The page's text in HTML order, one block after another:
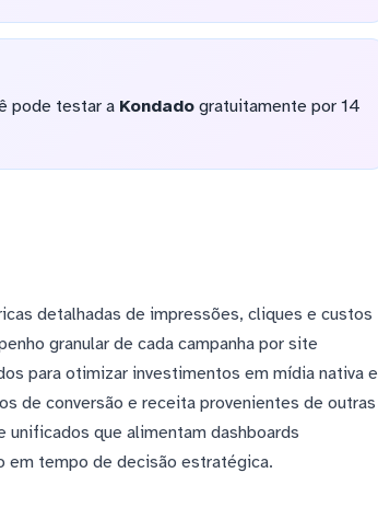
pode testar a Kondadogratuitamente por 14
detalhadas de impressões, cliques e custos
granular de cada campanha por site
para otimizar investimentos em mídia nativa e
de conversão e receita provenientes de outras
que alimentam dashboards
em tempo de decisão estratégica.